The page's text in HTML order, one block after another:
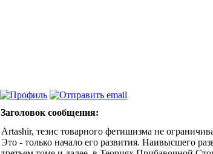
Заголовок сообщения:
Artashir, тезис товарного фетишизма не
Это - только начало его развития. Наивысшего